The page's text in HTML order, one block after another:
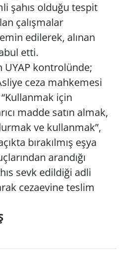
şahıs olduğu tespit
çalışmalar
edilerek, alınan
etti.
UYAP kontrolünde;
ceza mahkemesi
için
madde satın almak,
ve kullanmak”,
bırakılmış eşya
arandığı
sevk edildiği adli
cezaevine teslim